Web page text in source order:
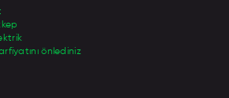
önlediniz